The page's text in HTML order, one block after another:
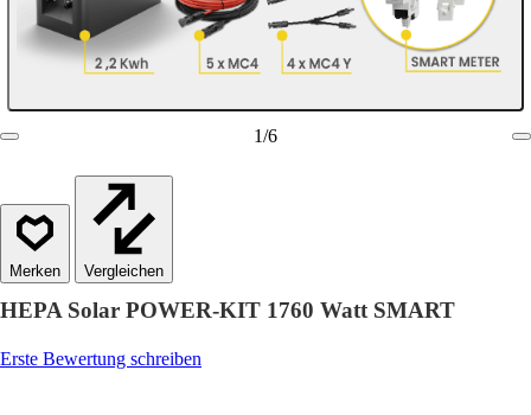
1/6
Vergleichen
HEPA Solar POWER-KIT 1760 Watt SMART
Erste Bewertung schreiben